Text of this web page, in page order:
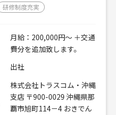
研修制度充実
月給：200,000円～ ＋交通
費分を追加致します。
出社
株式会社トラスコム・沖縄
支店 〒900-0029 沖縄県那
覇市旭町114－4 おきでん